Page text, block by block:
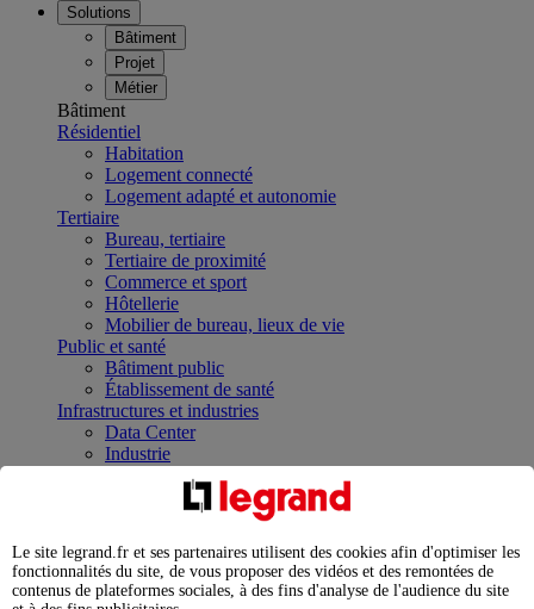
Solutions
Bâtiment
Projet
Métier
Bâtiment
Résidentiel
Habitation
Logement connecté
Logement adapté et autonomie
Tertiaire
Bureau, tertiaire
Tertiaire de proximité
Commerce et sport
Hôtellerie
Mobilier de bureau, lieux de vie
Public et santé
Bâtiment public
Établissement de santé
Infrastructures et industries
Data Center
Industrie
Infrastructures
Contrôler et planifier le fonctionnement des appareils
Répartir et optimiser son tableau électrique
Legrand Data Center Solutions : concentrer les
expertises au service de vos performances
Le site legrand.fr et ses partenaires utilisent des cookies afin d'optimiser les
fonctionnalités du site, de vous proposer des vidéos et des remontées de
contenus de plateformes sociales, à des fins d'analyse de l'audience du site